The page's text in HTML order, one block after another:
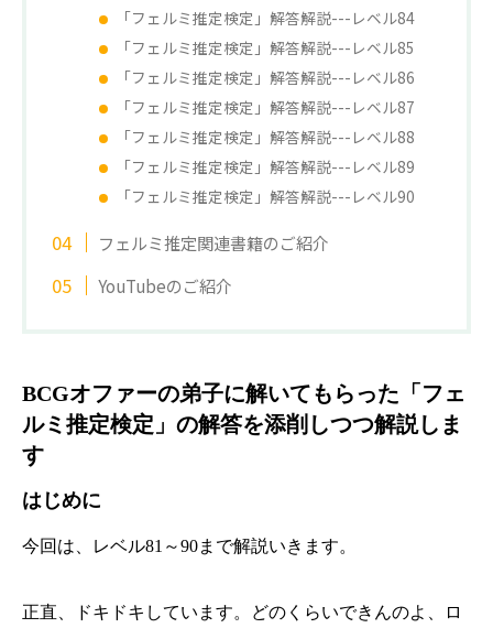
「フェルミ推定検定」解答解説---レベル84
「フェルミ推定検定」解答解説---レベル85
「フェルミ推定検定」解答解説---レベル86
「フェルミ推定検定」解答解説---レベル87
「フェルミ推定検定」解答解説---レベル88
「フェルミ推定検定」解答解説---レベル89
「フェルミ推定検定」解答解説---レベル90
フェルミ推定関連書籍のご紹介
YouTubeのご紹介
BCGオファーの弟子に解いてもらった「フェ
ルミ推定検定」の解答を添削しつつ解説しま
す
はじめに
今回は、レベル81～90まで解説いきます。
正直、ドキドキしています。どのくらいできんのよ、ロ